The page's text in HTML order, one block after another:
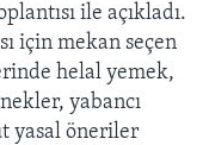
ile açıkladı.
için mekan seçen
helal yemek,
yabancı
yasal öneriler